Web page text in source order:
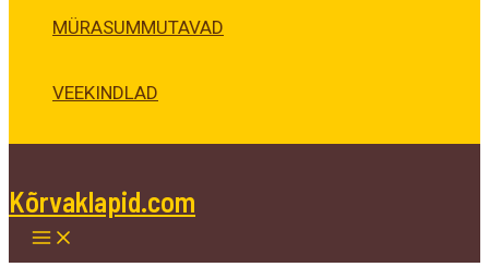
MÜRASUMMUTAVAD
VEEKINDLAD
Kõrvaklapid.com